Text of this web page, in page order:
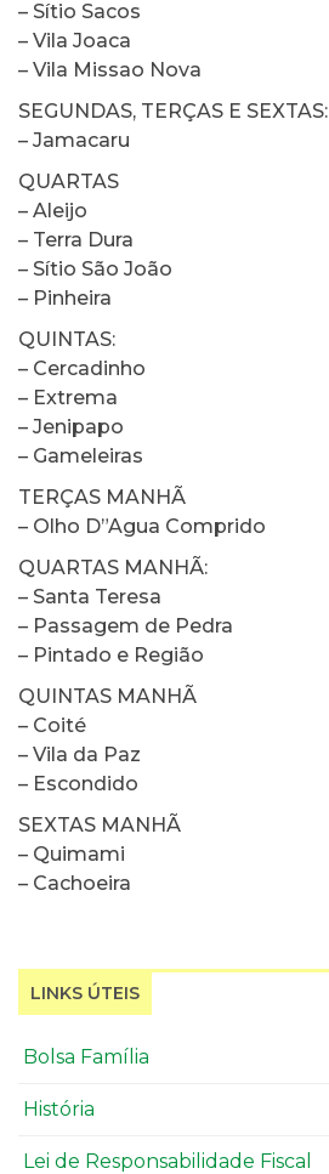
– Sítio Sacos
– Vila Joaca
– Vila Missao Nova
SEGUNDAS, TERÇAS E SEXTAS:
– Jamacaru
QUARTAS
– Aleijo
– Terra Dura
– Sítio São João
– Pinheira
QUINTAS:
– Cercadinho
– Extrema
– Jenipapo
– Gameleiras
TERÇAS MANHÃ
– Olho D”Agua Comprido
QUARTAS MANHÃ:
– Santa Teresa
– Passagem de Pedra
– Pintado e Região
QUINTAS MANHÃ
– Coité
– Vila da Paz
– Escondido
SEXTAS MANHÃ
– Quimami
– Cachoeira
LINKS ÚTEIS
Bolsa Família
História
Lei de Responsabilidade Fiscal